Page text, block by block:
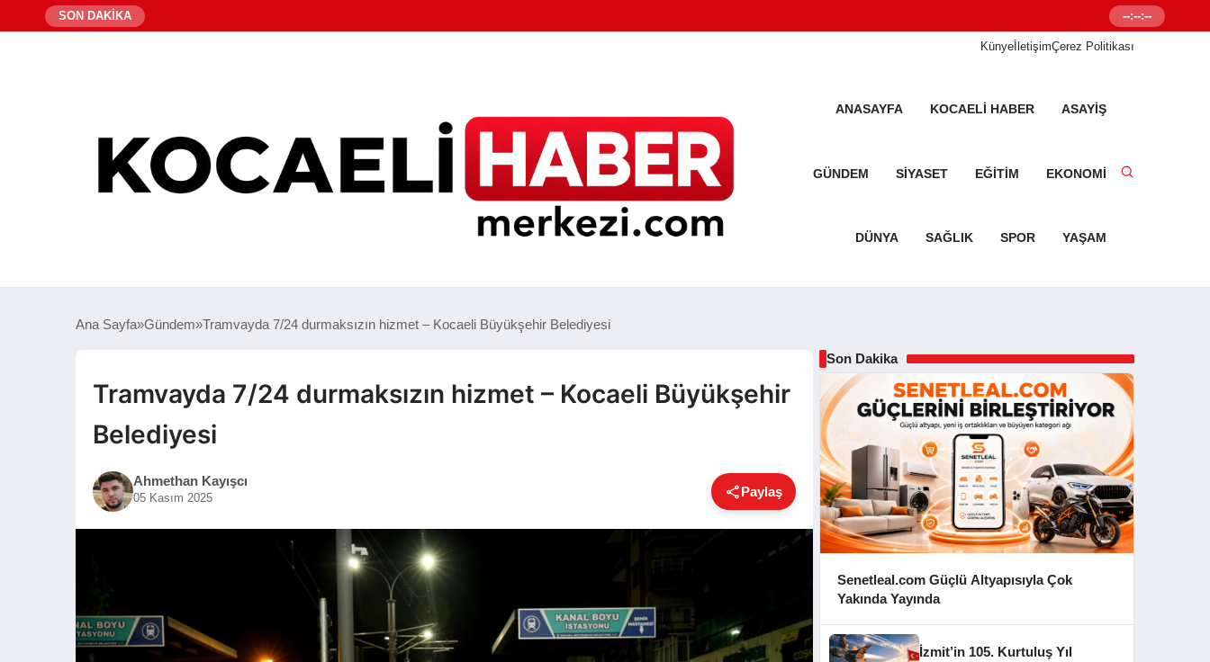
SON DAKİKA Senetleal.com
--:--:--
KünyeİletişimÇerez Politikası
ANASAYFA KOCAELI HABER ASAYIŞ
GÜNDEM SIYASET EĞITIM EKONOMI
DÜNYA SAĞLIK SPOR YAŞAM
Ana Sayfa Gündem Tramvayda 7/24 durmaksızın hizmet – Kocaeli Büyükşehir Belediyesi
Tramvayda 7/24 durmaksızın hizmet – Kocaeli Büyükşehir
Belediyesi
Ahmethan Kayışcı
05 Kasım 2025 Paylaş
Son Dakika
Senetleal.com Güçlü Altyapısıyla Çok
Yakında Yayında
İzmit’in 105. Kurtuluş Yıl